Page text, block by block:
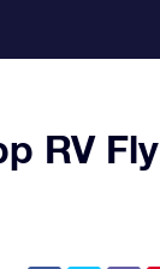
RV Fly